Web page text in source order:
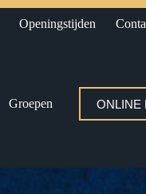
Openingstijden
Groepen ONLINE